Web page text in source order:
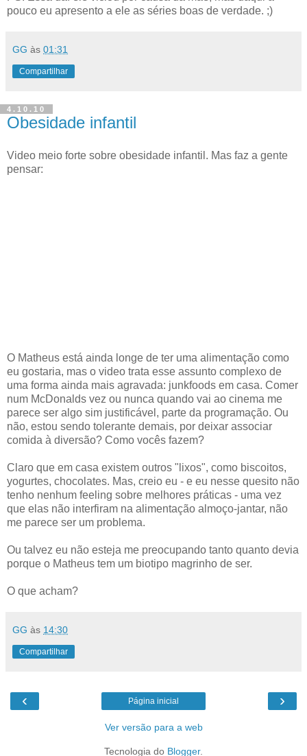
pouco eu apresento a ele as séries boas de verdade. ;)
GG às 01:31
Compartilhar
4.10.10
Obesidade infantil
Video meio forte sobre obesidade infantil. Mas faz a gente
pensar:
O Matheus está ainda longe de ter uma alimentação como
eu gostaria, mas o video trata esse assunto complexo de
uma forma ainda mais agravada: junkfoods em casa. Comer
num McDonalds vez ou nunca quando vai ao cinema me
parece ser algo sim justificável, parte da programação. Ou
não, estou sendo tolerante demais, por deixar associar
comida à diversão? Como vocês fazem?
Claro que em casa existem outros "lixos", como biscoitos,
yogurtes, chocolates. Mas, creio eu - e eu nesse quesito não
tenho nenhum feeling sobre melhores práticas - uma vez
que elas não interfiram na alimentação almoço-jantar, não
me parece ser um problema.
Ou talvez eu não esteja me preocupando tanto quanto devia
porque o Matheus tem um biotipo magrinho de ser.
O que acham?
GG às 14:30
Compartilhar
‹ ›
Página inicial
Ver versão para a web
Tecnologia do Blogger.